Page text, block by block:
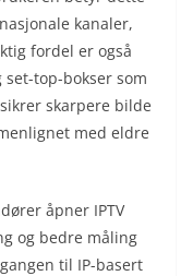
kanaler,
fordel er også
top-bokser som
skarpere bilde
med eldre
åpner IPTV
og bedre måling
til IP-basert